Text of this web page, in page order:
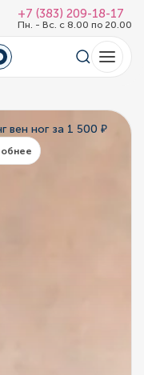
+7 (383) 209-18-17
Пн. - Вс. с 8.00 по 20.00
вен ног за 1 500 ₽